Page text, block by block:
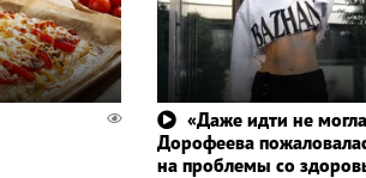
«Даже идти не
Дорофеева
на проблемы со